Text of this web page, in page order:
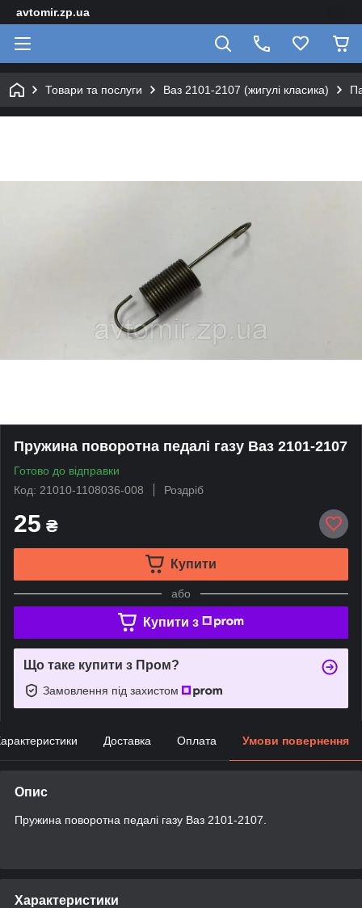
avtomir.zp.ua
Товари та послуги Ваз 2101-2107 (жигулі класика)
Пружина поворотна педалі газу Ваз 2101-2107
Готово до відправки
Код: 21010-1108036-008
Роздріб
25 ₴
Купити
або
Купити з
Що таке купити з Пром?
Замовлення під захистом
Доставка Оплата Умови повернення
Опис
Пружина поворотна педалі газу Ваз 2101-2107.
Характеристики